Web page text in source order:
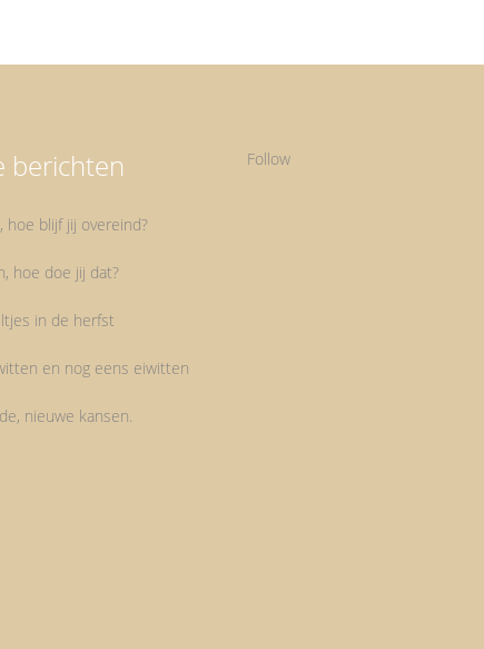
berichten
hoe blijf jij overeind?
hoe doe jij dat?
in de herfst
en nog eens eiwitten
nieuwe kansen.
Follow